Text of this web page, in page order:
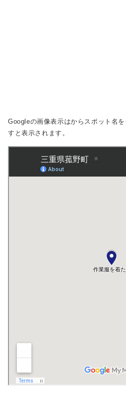
Googleの画像表示はからスポット名
すと表示されます。